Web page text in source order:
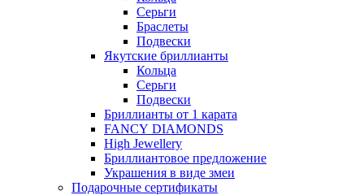
Серьги
Браслеты
Подвески
Якутские бриллианты
Кольца
Серьги
Подвески
Бриллианты от 1 карата
FANCY DIAMONDS
High Jewellery
Бриллиантовое предложение
Украшения в виде змеи
Подарочные сертификаты